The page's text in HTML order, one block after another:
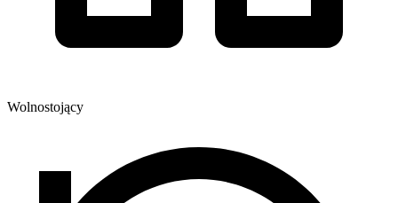
Wolnostojący